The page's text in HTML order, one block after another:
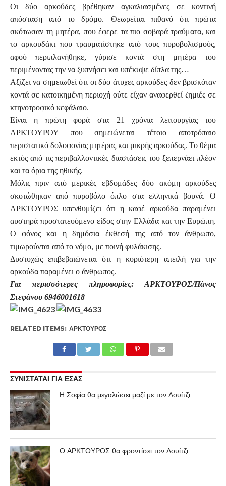
Οι δύο αρκούδες βρέθηκαν αγκαλιασμένες σε κοντινή
απόσταση από το δρόμο. Θεωρείται πιθανό ότι πρώτα
σκότωσαν τη μητέρα, που έφερε τα πιο σοβαρά τραύματα, και
το αρκουδάκι που τραυματίστηκε από τους πυροβολισμούς,
αφού περιπλανήθηκε, γύρισε κοντά στη μητέρα του
περιμένοντας την να ξυπνήσει και υπέκυψε δίπλα της…
Αξίζει να σημειωθεί ότι οι δύο άτυχες αρκούδες δεν βρισκόταν
κοντά σε κατοικημένη περιοχή ούτε είχαν αναφερθεί ζημιές σε
κτηνοτροφικό κεφάλαιο.
Είναι η πρώτη φορά στα 21 χρόνια λειτουργίας του
ΑΡΚΤΟΥΡΟΥ που σημειώνεται τέτοιο αποτρόπαιο
περιστατικό δολοφονίας μητέρας και μικρής αρκούδας. Το θέμα
εκτός από τις περιβαλλοντικές διαστάσεις του ξεπερνάει πλέον
και τα όρια της ηθικής.
Μόλις πριν από μερικές εβδομάδες δύο ακόμη αρκούδες
σκοτώθηκαν από πυροβόλο όπλο στα ελληνικά βουνά. Ο
ΑΡΚΤΟΥΡΟΣ υπενθυμίζει ότι η καφέ αρκούδα παραμένει
αυστηρά προστατευόμενο είδος στην Ελλάδα και την Ευρώπη.
Ο φόνος και η δημόσια έκθεσή της από τον άνθρωπο,
τιμωρούνται από το νόμο, με ποινή φυλάκισης.
Δυστυχώς επιβεβαιώνεται ότι η κυριότερη απειλή για την
αρκούδα παραμένει ο άνθρωπος.
Για περισσότερες πληροφορίες: ΑΡΚΤΟΥΡΟΣ/Πάνος
Στεφάνου 6946001618
RELATED ITEMS: ΑΡΚΤΟΎΡΟΣ
ΣΥΝΙΣΤΑΤΑΙ ΓΙΑ ΕΣΑΣ
Η Σοφία θα μεγαλώσει μαζί με τον Λουίτζι
Ο ΑΡΚΤΟΥΡΟΣ θα φροντίσει τον Λουίτζι